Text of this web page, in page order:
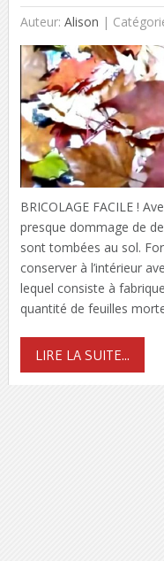
Auteur: Alison |
BRICOLAGE FACILE !
presque dommage de
sont tombées au sol.
conserver à l’intérieur
lequel consiste à
quantité de feuilles
LIRE LA SUITE...